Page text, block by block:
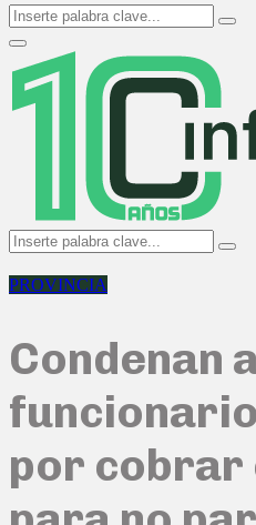
Search
for:
Primary
Menu
Search
for:
PROVINCIA
Condenan
por cobrar